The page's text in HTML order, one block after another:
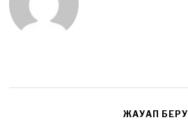
ЖАУАП БЕРУ